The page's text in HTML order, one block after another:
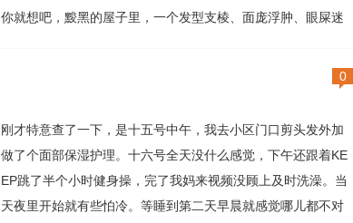
你就想吧，黢黑的屋子里，一个发型支棱、面庞浮肿、眼屎迷
——说错了！重来——其实是吃老酸奶。十九号是我整个患病
0
刚才特意查了一下，是十五号中午，我去小区门口剪头发外加
做了个面部保湿护理。十六号全天没什么感觉，下午还跟着KE
EP跳了半个小时健身操，完了我妈来视频没顾上及时洗澡。当
天夜里开始就有些怕冷。等睡到第二天早晨就感觉哪儿都不对